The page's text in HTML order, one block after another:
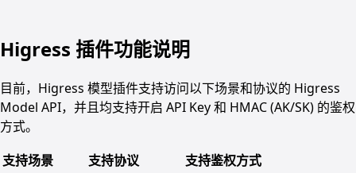
Higress 插件功能说明
目前，Higress 模型插件支持访问以下场景和协议的 Higress
Model API，并且均支持开启 API Key 和 HMAC (AK/SK) 的鉴权
方式。
支持场景
支持协议
支持鉴权方式